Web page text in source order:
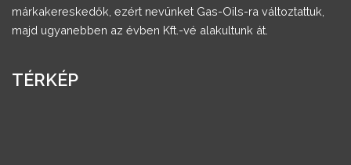
márkakereskedők, ezért nevünket Gas-Oils-ra változtattuk,
majd ugyanebben az évben Kft.-vé alakultunk át.
TÉRKÉP